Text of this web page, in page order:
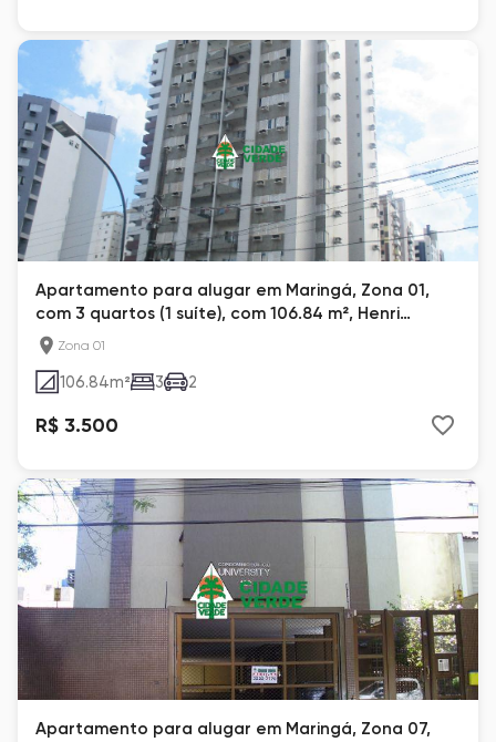
Apartamento para alugar em Maringá, Zona 01,
com 3 quartos (1 suíte), com 106.84 m², Henri
Matisse
Zona 01
106.84m² 3 2
R$ 3.500
Apartamento para alugar em Maringá, Zona 07,